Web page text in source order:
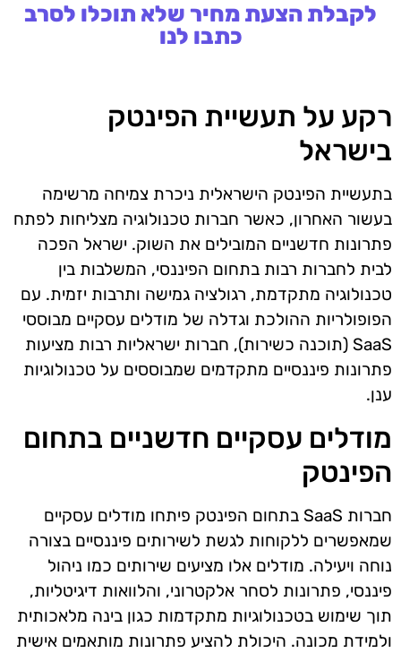
לקבלת הצעת מחיר שלא תוכלו לסרב
כתבו לנו
רקע על תעשיית הפינטק
בישראל
בתעשיית הפינטק הישראלית ניכרת צמיחה מרשימה
בעשור האחרון, כאשר חברות טכנולוגיה מצליחות לפתח
פתרונות חדשניים המובילים את השוק. ישראל הפכה
לבית לחברות רבות בתחום הפיננסי, המשלבות בין
טכנולוגיה מתקדמת, רגולציה גמישה ותרבות יזמית. עם
הפופולריות ההולכת וגדלה של מודלים עסקיים מבוססי
SaaS (תוכנה כשירות), חברות ישראליות רבות מציעות
פתרונות פיננסיים מתקדמים שמבוססים על טכנולוגיות
ענן.
מודלים עסקיים חדשניים בתחום
הפינטק
חברות SaaS בתחום הפינטק פיתחו מודלים עסקיים
שמאפשרים ללקוחות לגשת לשירותים פיננסיים בצורה
נוחה ויעילה. מודלים אלו מציעים שירותים כמו ניהול
פיננסי, פתרונות לסחר אלקטרוני, והלוואות דיגיטליות,
תוך שימוש בטכנולוגיות מתקדמות כגון בינה מלאכותית
ולמידת מכונה. היכולת להציע פתרונות מותאמים אישית